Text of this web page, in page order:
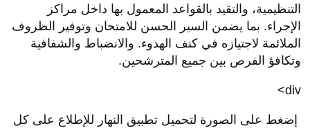
التنظيمية، والتقيد بالقواعد المعمول بها داخل مراكز
الإجراء. بما يضمن السير الحسن للامتحان وتوفير الظروف
الملائمة لاجتيازه في كنف الهدوء. والانضباط والشفافية
وتكافؤ الفرص بين جميع المترشحين.
div>
إضغط على الصورة لتحميل تطبيق النهار للإطلاع على كل